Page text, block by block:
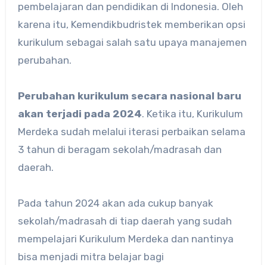
pembelajaran dan pendidikan di Indonesia. Oleh
karena itu, Kemendikbudristek memberikan opsi
kurikulum sebagai salah satu upaya manajemen
perubahan.
Perubahan kurikulum secara nasional baru
akan terjadi pada 2024. Ketika itu, Kurikulum
Merdeka sudah melalui iterasi perbaikan selama
3 tahun di beragam sekolah/madrasah dan
daerah.
Pada tahun 2024 akan ada cukup banyak
sekolah/madrasah di tiap daerah yang sudah
mempelajari Kurikulum Merdeka dan nantinya
bisa menjadi mitra belajar bagi